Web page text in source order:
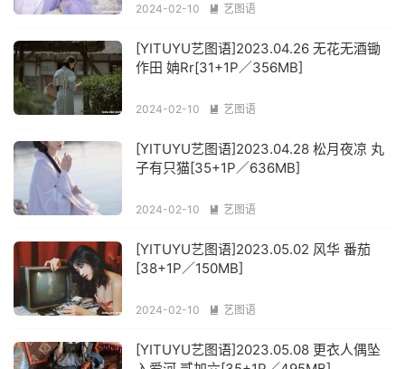
2024-02-10  艺图语
[YITUYU艺图语]2023.04.26 无花无酒锄
作田 姌Rr[31+1P／356MB]
2024-02-10  艺图语
[YITUYU艺图语]2023.04.28 松月夜凉 丸
子有只猫[35+1P／636MB]
2024-02-10  艺图语
[YITUYU艺图语]2023.05.02 风华 番茄
[38+1P／150MB]
2024-02-10  艺图语
[YITUYU艺图语]2023.05.08 更衣人偶坠